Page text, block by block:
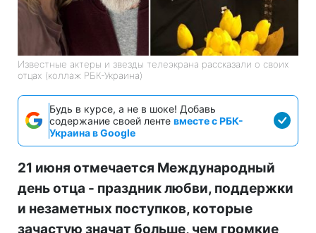
Известные актеры и звезды телеэкрана рассказали о своих
отцах (коллаж РБК-Украина)
Будь в курсе, а не в шоке! Добавь
содержание своей ленте вместе с РБК-
Украина в Google
21 июня отмечается Международный
день отца - праздник любви, поддержки
и незаметных поступков, которые
зачастую значат больше, чем громкие